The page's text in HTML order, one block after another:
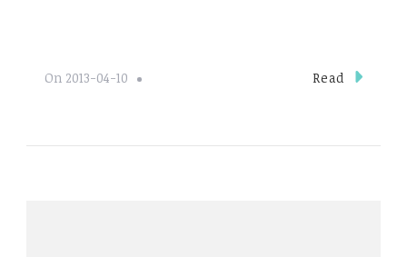
On 2013-04-10 Read